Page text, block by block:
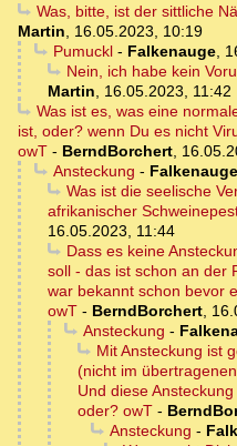
Was, bitte, ist der sittliche
Martin
16.05.2023, 10:19
Pumuckl- Falkenauge,
Nein, ich habe kein
Martin
16.05.2023, 11:42
Was ist es, was eine
ist, oder? wenn Du es nicht
owT - BerndBorchert
Ansteckung - Falkenauge
Was ist die seelische
afrikanischer
16.05.2023, 11:44
Dass es keine
soll - das ist schon an der
war bekannt schon bevor
owT - BerndBorchert
Ansteckung -
Mit Ansteckung ist
(nicht im
Und diese
oder? owT -
Ansteckung -